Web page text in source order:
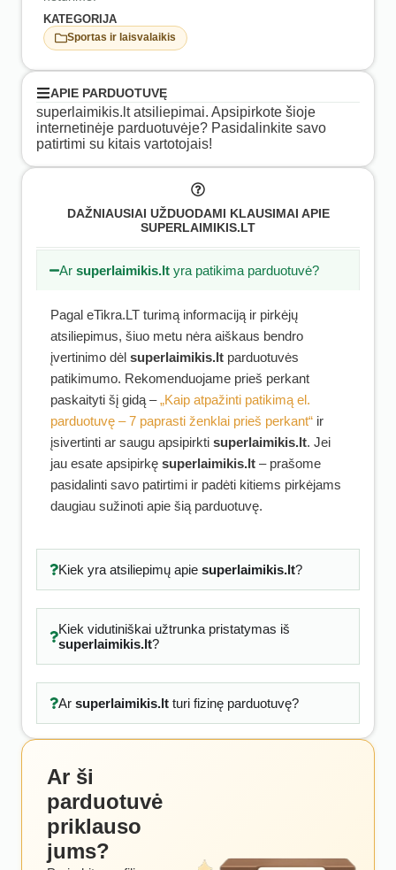
KATEGORIJA
Sportas ir laisvalaikis
APIE PARDUOTUVĘ
superlaimikis.lt atsiliepimai. Apsipirkote šioje
internetinėje parduotuvėje? Pasidalinkite savo
patirtimi su kitais vartotojais!
DAŽNIAUSIAI UŽDUODAMI KLAUSIMAI APIE
SUPERLAIMIKIS.LT
Arsuperlaimikis.lt yra patikima parduotuvė?
Pagal eTikra.LT turimą informaciją ir pirkėjų
atsiliepimus, šiuo metu nėra aiškaus bendro
įvertinimo dėl superlaimikis.lt parduotuvės
patikimumo. Rekomenduojame prieš perkant
paskaityti šį gidą –„Kaip atpažinti patikimą el.
parduotuvę – 7 paprasti ženklai prieš perkant“ ir
įsivertinti ar saugu apsipirkti superlaimikis.lt. Jei
jau esate apsipirkę superlaimikis.lt – prašome
pasidalinti savo patirtimi ir padėti kitiems pirkėjams
daugiau sužinoti apie šią parduotuvę.
Kiek yra atsiliepimų apie superlaimikis.lt?
Kiek vidutiniškai užtrunka pristatymas iš
superlaimikis.lt?
Ar superlaimikis.ltturi fizinę parduotuvę?
Ar ši
parduotuvė
priklauso
jums?